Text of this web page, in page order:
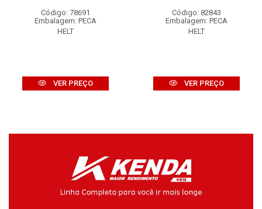
Código: 78691
Embalagem: PECA
HELT
VER PREÇO
Código: 82843
Embalagem: PECA
HELT
VER PREÇO